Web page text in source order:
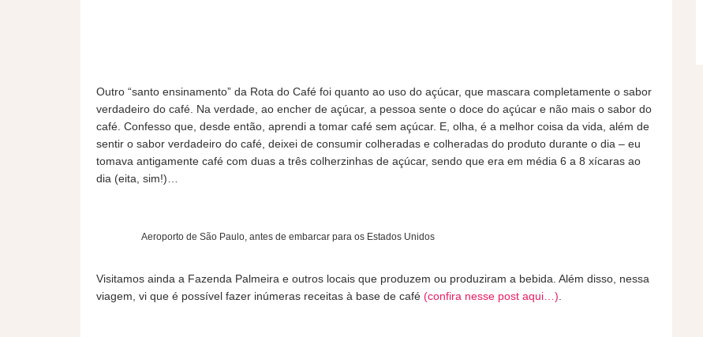
Outro “santo ensinamento” da Rota do Café foi quanto ao uso do açúcar, que mascara completamente o sabor
verdadeiro do café. Na verdade, ao encher de açúcar, a pessoa sente o doce do açúcar e não mais o sabor do
café. Confesso que, desde então, aprendi a tomar café sem açúcar. E, olha, é a melhor coisa da vida, além de
sentir o sabor verdadeiro do café, deixei de consumir colheradas e colheradas do produto durante o dia – eu
tomava antigamente café com duas a três colherzinhas de açúcar, sendo que era em média 6 a 8 xícaras ao
dia (eita, sim!)…
Aeroporto de São Paulo, antes de embarcar para os Estados Unidos
Visitamos ainda a Fazenda Palmeira e outros locais que produzem ou produziram a bebida. Além disso, nessa
viagem, vi que é possível fazer inúmeras receitas à base de café (confira nesse post aqui…)